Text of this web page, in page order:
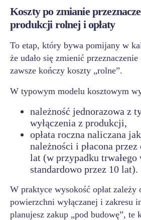
Koszty po zmianie
produkcji rolnej i opłaty
To etap, który bywa pomijany w
że udało się zmienić
zawsze kończy koszty „rolne”.
W typowym modelu kosztowym
należność jednorazowa z
wyłączenia z produkcji,
opłata roczna naliczana
należności i płacona
lat (w przypadku trwałego
standardowo przez 10 lat).
W praktyce wysokość opłat zależy
powierzchni wyłączanej i zakresu
planujesz zakup „pod budowę”, te